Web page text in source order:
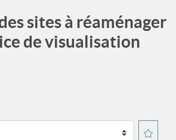
sites à réaménager
de visualisation